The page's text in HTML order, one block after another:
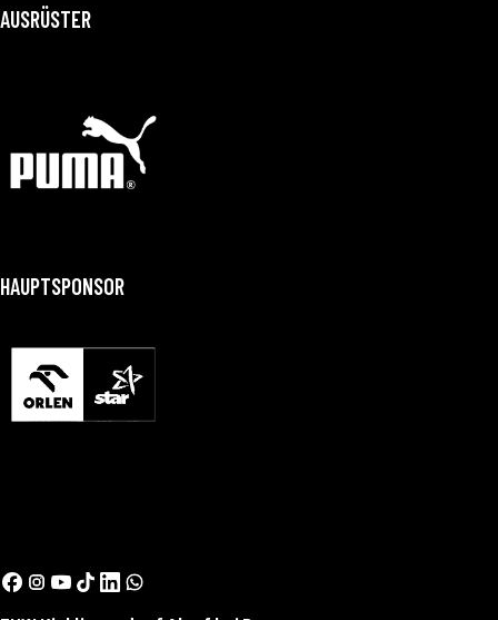
AUSRÜSTER
HAUPTSPONSOR